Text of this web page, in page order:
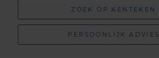
ZOEK OP KENTEKEN
PERSOONLIJK ADVIES